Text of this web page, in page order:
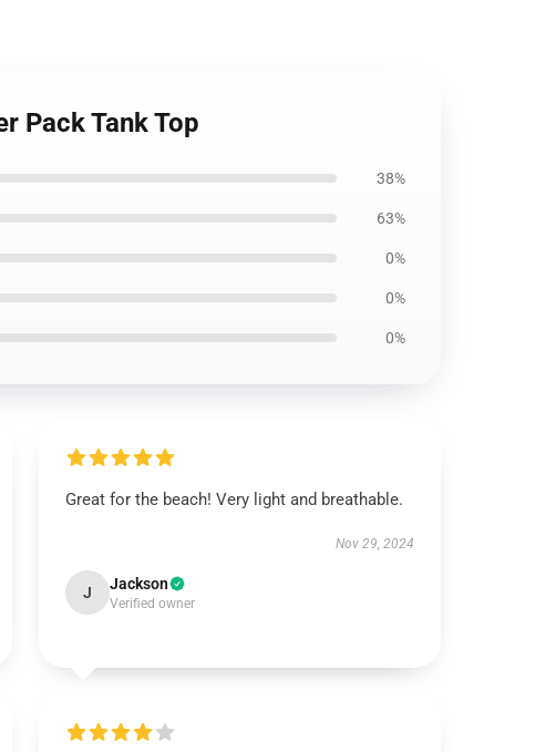
Pack Tank Top
38%
63%
0%
0%
0%
Great for the beach! Very light and breathable.
Nov 29, 2024
J Jackson
Verified owner